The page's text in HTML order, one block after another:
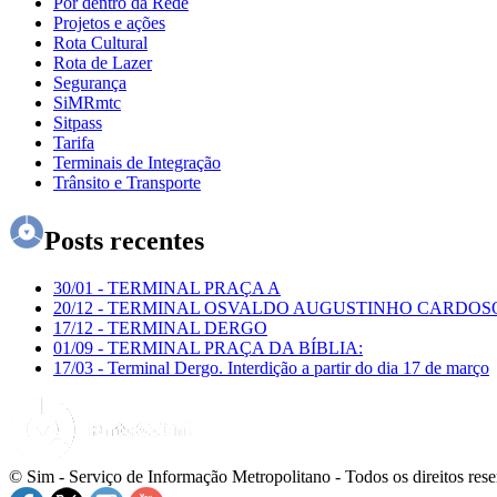
Projetos e ações
Rota Cultural
Rota de Lazer
Segurança
SiMRmtc
Sitpass
Tarifa
Terminais de Integração
Trânsito e Transporte
Posts recentes
30/01 - TERMINAL PRAÇA A
20/12 - TERMINAL OSVALDO AUGUSTINHO
17/12 - TERMINAL DERGO
01/09 - TERMINAL PRAÇA DA BÍBLIA:
17/03 - Terminal Dergo. Interdição a partir do dia 17 de março
© Sim - Serviço de Informação Metropolitano - Todos os direitos